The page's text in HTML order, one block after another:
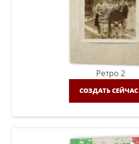
Ретро 2
СОЗДАТЬ СЕЙЧАС